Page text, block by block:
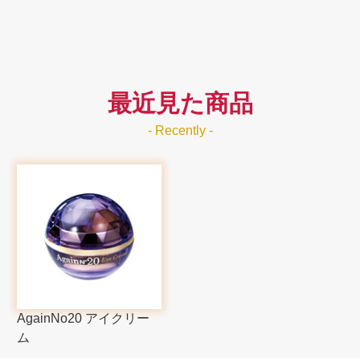
最近見た商品
- Recently -
AgainNo20 アイクリー
ム